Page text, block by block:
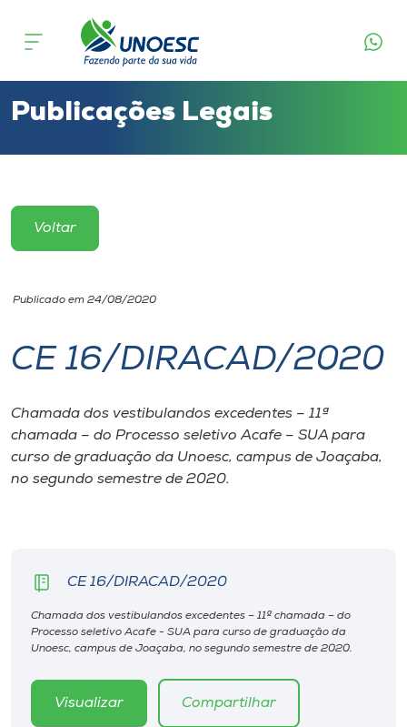
Cursos
Atendimento ao Estudante
Portal de Ensino
Unoesc
CPA
Editora
Publicações Legais
Voltar
Publicado em 24/08/2020
CE 16/DIRACAD/2020
Chamada dos vestibulandos excedentes – 11ª
chamada – do Processo seletivo Acafe – SUA para
curso de graduação da Unoesc, campus de Joaçaba,
no segundo semestre de 2020.
CE 16/DIRACAD/2020
Chamada dos vestibulandos excedentes – 11ª chamada – do
Processo seletivo Acafe - SUA para curso de graduação da
Unoesc, campus de Joaçaba, no segundo semestre de 2020.
Visualizar Compartilhar